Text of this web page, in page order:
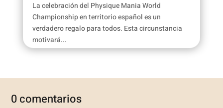
La celebración del Physique Mania World
Championship en territorio español es un
verdadero regalo para todos. Esta circunstancia
motivará...
0 comentarios